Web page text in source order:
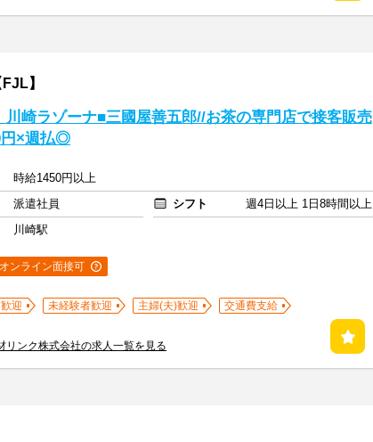
】
川崎ラゾーナ■三國屋善五郎//お茶の専門店で接客販売
円×週払◎
時給1450円以上
派遣社員 シフト
週4日以上 1日8時間以上
川崎駅
オンライン面接可
迎 未経験者歓迎 主婦(夫)歓迎
交通費支給
リンク株式会社の求人一覧を見る